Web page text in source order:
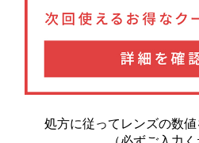
処方に従ってレンズの数